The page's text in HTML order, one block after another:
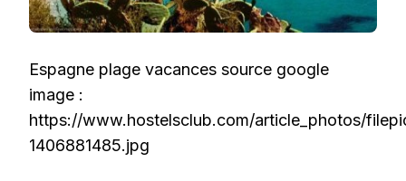
Espagne plage vacances source google
image :
https://www.hostelsclub.com/article_photos/
1406881485.jpg